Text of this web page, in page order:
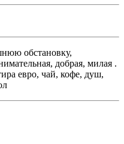
обстановку,
добрая, милая .
евро, чай, кофе, душ,